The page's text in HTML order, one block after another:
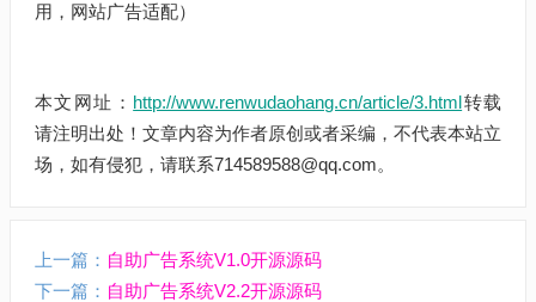
用，网站广告适配）
本文网址： http://www.renwudaohang.cn/article/3.html转载
请注明出处！文章内容为作者原创或者采编，不代表本站立
场，如有侵犯，请联系714589588@qq.com。
上一篇： 自助广告系统V1.0开源源码
下一篇： 自助广告系统V2.2开源源码